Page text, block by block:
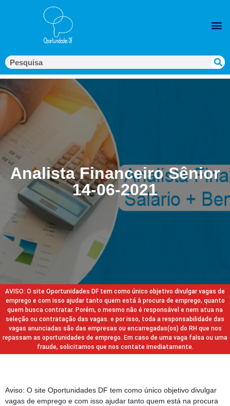
Analista Financeiro Sênior
14-06-2021
AVISO: O site Oportunidades DF tem como único objetivo divulgar vagas de
emprego e com isso ajudar tanto quem está à procura de emprego, quanto
quem busca contratar. Porém, o mesmo não é responsável e nem atua na
seleção ou contratação das vagas. e por isso, toda a responsabilidade das
vagas anunciadas são das empresas ou encarregadas(os) do RH que nos
repassam as oportunidades de emprego. Em caso de uma vaga falsa ou uma
fraude, solicitamos que nos contate imediatamente.
Aviso: O site Oportunidades DF tem como único objetivo divulgar
vagas de emprego e com isso ajudar tanto quem está na procura